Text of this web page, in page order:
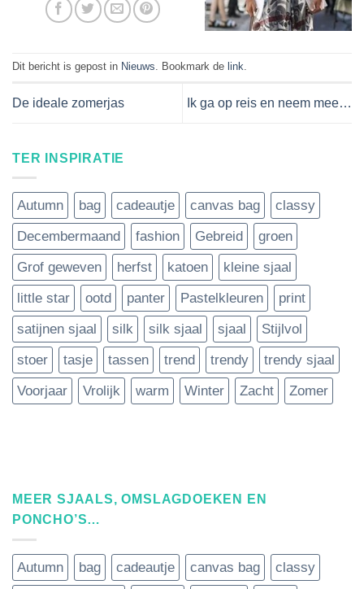
Dit bericht is gepost in Nieuws. Bookmark de link.
De ideale zomerjas Ik ga op reis en neem mee…
TER INSPIRATIE
Autumn bag cadeautje canvas bag
classy
Decembermaand
fashion Gebreid
groen
Grof geweven
herfst katoen
kleine sjaal
little star
ootd panter Pastelkleuren
print
satijnen sjaal
silk silk sjaal sjaal
Stijlvol
stoer
tasje tassen trend trendy
trendy sjaal
Voorjaar
Vrolijk warm Winter Zacht Zomer
MEER SJAALS, OMSLAGDOEKEN EN
PONCHO’S…
Autumn bag cadeautje canvas bag
classy